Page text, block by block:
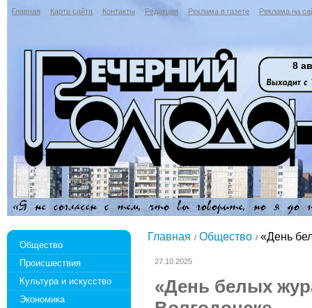
Главная Карта сайта Контакты Редакция Реклама в газете Реклама на
8
Общество
Происшествия
Культура и искусство
Экономика
Главная Общество «День
27.10.2025
«День белых